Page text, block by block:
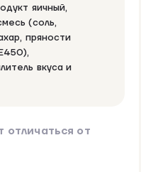
яичный,
(соль,
пряности
вкуса и
от